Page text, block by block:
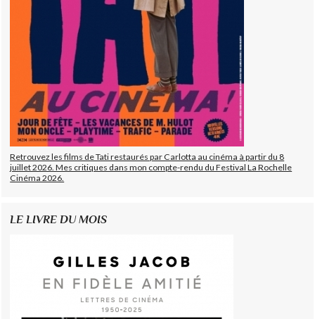
Retrouvez les films de Tati restaurés par Carlotta au cinéma à partir du 8
juillet 2026. Mes critiques dans mon compte-rendu du Festival La Rochelle
Cinéma 2026.
LE LIVRE DU MOIS